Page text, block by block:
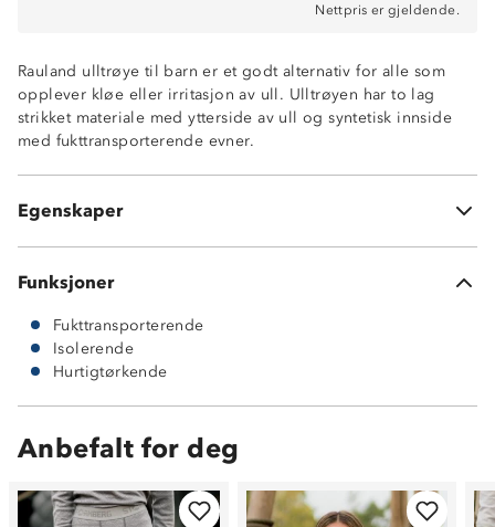
Nettpris er gjeldende.
Rauland ulltrøye til barn er et godt alternativ for alle som
opplever kløe eller irritasjon av ull. Ulltrøyen har to lag
strikket materiale med ytterside av ull og syntetisk innside
med fukttransporterende evner.
Egenskaper
Fukttransporterende innside, 10% merinoull / 90%
polyester
Hurtigtørkende
MerinoPoly 2L™
Litt nupping etter bruk kan forekomme
Funksjoner
Fukttransporterende
Isolerende
Hurtigtørkende
Anbefalt for deg